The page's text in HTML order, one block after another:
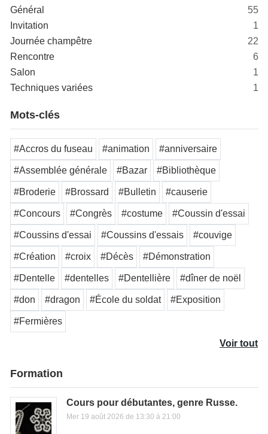
Général
55
Invitation
1
Journée champêtre
22
Rencontre
6
Salon
1
Techniques variées
1
Mots-clés
#Accros du fuseau #animation #anniversaire
#Assemblée générale #Bazar #Bibliothèque
#Broderie #Brossard #Bulletin #causerie
#Concours #Congrès #costume #Coussin d'essai
#Coussins d'essai #Coussins d'essais #couvige
#Création #croix #Décès #Démonstration
#Dentelle #dentelles #Dentellière #dîner de noël
#don #dragon #École du soldat #Exposition
#Fermières
Voir tout
Formation
Cours pour débutantes, genre Russe.
Mer 19 août 2026 de 13:30 à 21:00